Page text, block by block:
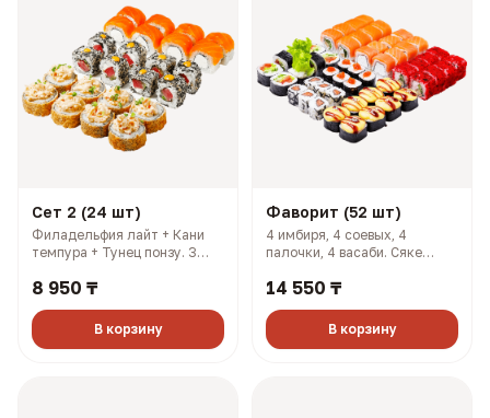
Сет 2 (24 шт)
Филадельфия лайт + Кани
темпура + Тунец понзу. 3
3 васаби (927 гр, 2108 ккал)
8 950 ₸
В корзину
Фаворит (52 шт)
4 имбиря, 4 соевых, 4
палочки, 4 васаби. Сяке
Самурай + Нори маки ясай +
+ Чикси хот (1606 гр, 2733
ккал)
14 550 ₸
В корзину